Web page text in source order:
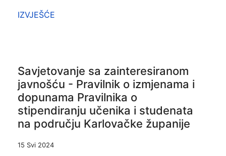
IZVJEŠĆE
Savjetovanje sa zainteresiranom
javnošću - Pravilnik o izmjenama i
dopunama Pravilnika o
stipendiranju učenika i studenata
na području Karlovačke županije
15 Svi 2024